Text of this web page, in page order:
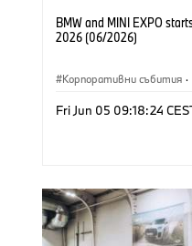
BMW and MINI EXPO
2026 (06/2026)
Корпоративни събития ·
Fri Jun 05 09:18:24